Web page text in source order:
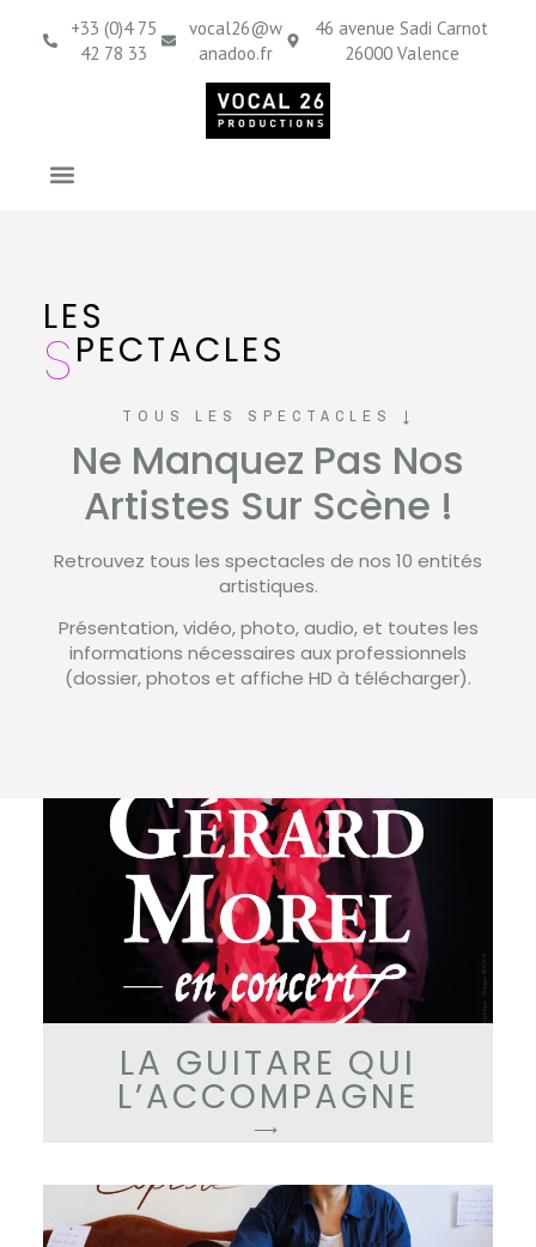
principal+33 (0)4 75
42 78 33
vocal26@w
anadoo.fr
46 avenue Sadi Carnot
26000 Valence
LES
SPECTACLES
TOUS LES SPECTACLES ↓
Ne Manquez Pas Nos
Artistes Sur Scène !
Retrouvez tous les spectacles de nos 10 entités
artistiques.
Présentation, vidéo, photo, audio, et toutes les
informations nécessaires aux professionnels
(dossier, photos et affiche HD à télécharger).
LA GUITARE QUI
L’ACCOMPAGNE
⟶